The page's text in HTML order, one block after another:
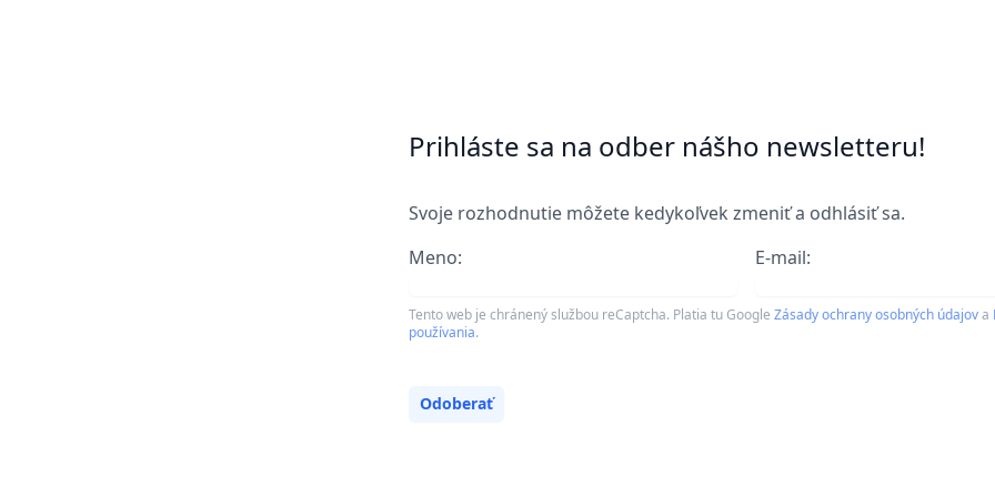
Prihláste sa na odber nášho newsletteru!
Svoje rozhodnutie môžete kedykoľvek zmeniť a odhlásiť sa.
Meno:
E-mail:
Tento web je chránený službou reCaptcha. Platia tu Google Zásady ochrany osobných údajova
používania.
Odoberať